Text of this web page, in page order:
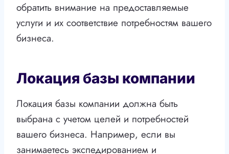
обратить внимание на предоставляемые
услуги и их соответствие потребностям вашего
бизнеса.
Локация базы компании
Локация базы компании должна быть
выбрана с учетом целей и потребностей
вашего бизнеса. Например, если вы
занимаетесь экспедированием и